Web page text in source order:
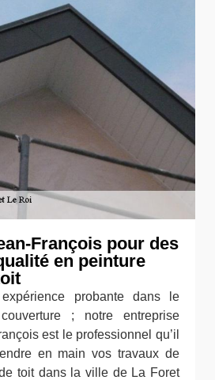
François pour des
en peinture
expérience probante dans le
; notre entreprise
est le professionnel qu’il
en main vos travaux de
toit dans la ville de La Foret